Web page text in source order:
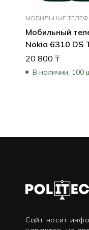
МОБИЛЬНЫЕ
Мобильный
Nokia 6310 DS
1400 GREEN
16POSE01A08
20 800 ₸
В наличии, 100
Сайт носит